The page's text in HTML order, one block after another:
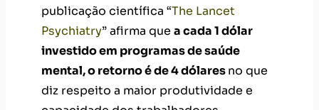
publicação científica “The Lancet
Psychiatry” afirma que a cada 1 dólar
investido em programas de saúde
mental, o retorno é de 4 dólaresno que
diz respeito a maior produtividade e